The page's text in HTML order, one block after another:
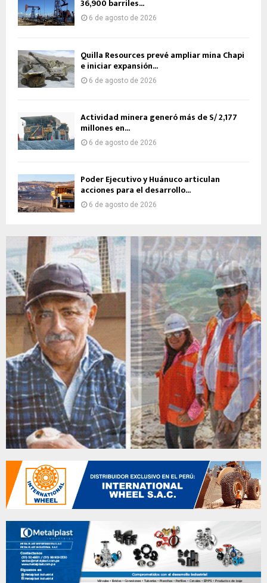
36,900 barriles...
6 de agosto de 2026
Quilla Resources prevé ampliar mina Chapi
e iniciar expansión...
6 de agosto de 2026
Actividad minera generó más de S/ 2,177
millones en...
6 de agosto de 2026
Poder Ejecutivo y Huánuco articulan
acciones para el desarrollo...
6 de agosto de 2026